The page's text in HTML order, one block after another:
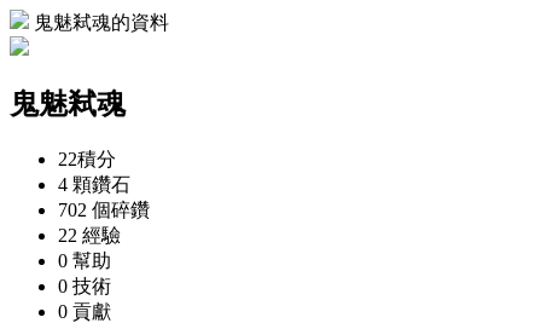
鬼魅弒魂的資料
鬼魅弒魂
22積分
4 顆鑽石
702 個碎鑽
22 經驗
0 幫助
0 技術
0 貢獻